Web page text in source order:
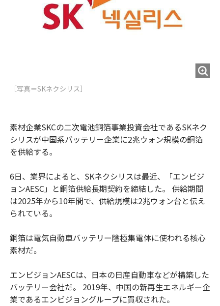
［写真＝​SKネクシリス］
素材企業SKCの二次電池銅箔事業投資会社であるSKネク
シリスが中国系バッテリー企業に2兆ウォン規模の銅箔
を供給する。
6日、業界によると、SKネクシリスは最近、「エンビジ
ョンAESC」と銅箔供給長期契約を締結した。 供給期間
は2025年から10年間で、供給規模は2兆ウォン台と伝え
られている。
銅箔は電気自動車バッテリー陰極集電体に使われる核心
素材だ。
エンビジョンAESCは、日本の日産自動車などが構築した
バッテリー会社だ。 2019年、中国の新再生エネルギー企
業であるエンビジョングループに買収された。